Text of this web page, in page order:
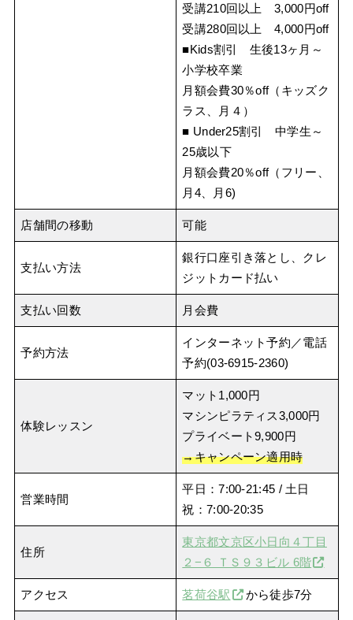
受講210回以上 3,000円off
受講280回以上 4,000円off
■Kids割引 生後13ヶ月～
小学校卒業
月額会費30％off（キッズク
ラス、月４）
■ Under25割引 中学生～
25歳以下
月額会費20％off（フリー、
月4、月6)
店舗間の移動 可能
支払い方法
銀行口座引き落とし、クレ
ジットカード払い
支払い回数 月会費
予約方法
インターネット予約／電話
予約(03-6915-2360)
体験レッスン
マット1,000円
マシンピラティス3,000円
プライベート9,900円
→キャンペーン適用時
営業時間
平日：7:00-21:45 / 土日
祝：7:00-20:35
住所
東京都文京区小日向４丁目
２−６ ＴＳ９３ビル 6階
アクセス 茗荷谷駅 から徒歩7分